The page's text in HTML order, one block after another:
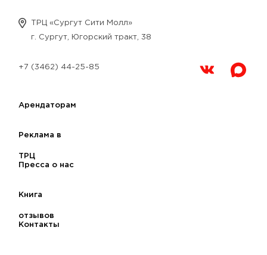
ТРЦ «Сургут Сити Молл»
г. Сургут, Югорский тракт, 38
+7 (3462) 44-25-85
Арендаторам
Реклама в
ТРЦ
Пресса о нас
Книга
отзывов
Контакты